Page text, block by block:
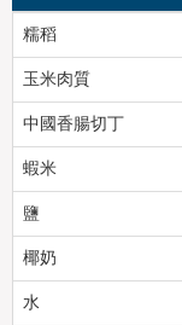
糯稻
玉米肉質
中國香腸切丁
蝦米
鹽
椰奶
水